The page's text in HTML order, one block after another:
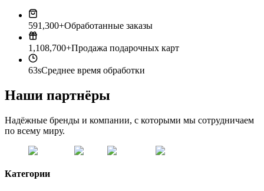
591,300+Обработанные заказы
1,108,700+Продажа подарочных карт
63sСреднее время обработки
Наши партнёры
Надёжные бренды и компании, с которыми мы сотрудничаем
по всему миру.
Категории